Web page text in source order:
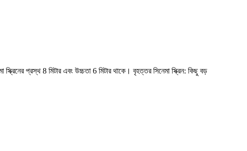
প্রস্থ 8 মিটার এবং উচ্চতা 6 মিটার থাকে। বৃহত্তর সিনেমা স্ক্রিন: কিছু বড়